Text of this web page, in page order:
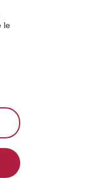
le